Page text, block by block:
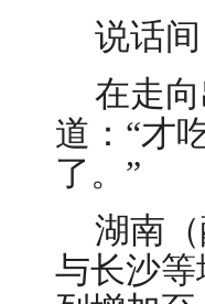
说话间
在走
道：“才
了。”
湖南
与长沙等